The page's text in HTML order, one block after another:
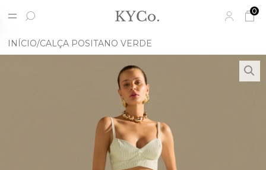
0
INÍCIO CALÇA POSITANO VERDE